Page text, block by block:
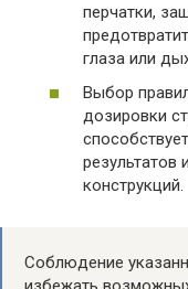
перчатки,
глаза или
Выбор
дозировки
результатов
конструкций.
Соблюдение